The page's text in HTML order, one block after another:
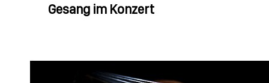
Gesang im Konzert